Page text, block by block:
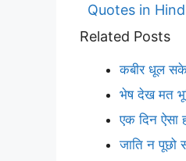
Quotes in
Related Posts
कबीर धूल
भेष देख मत
एक दिन ऐसा
जाति न पूछो